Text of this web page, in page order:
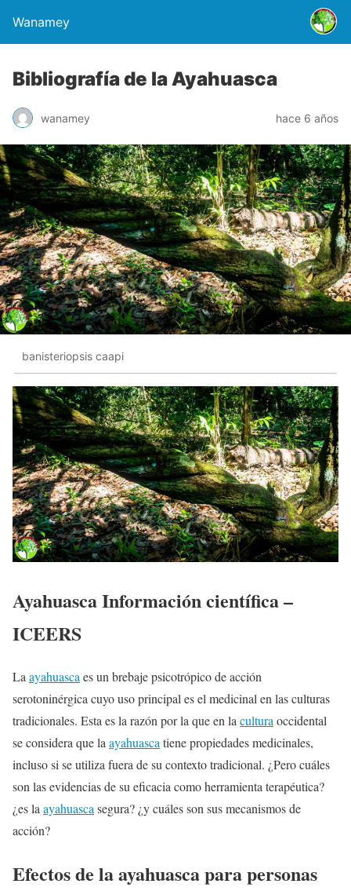
Wanamey
Bibliografía de la Ayahuasca
wanamey hace 6 años
banisteriopsis caapi
Ayahuasca Información científica –
ICEERS
La ayahuasca es un brebaje psicotrópico de acción
serotoninérgica cuyo uso principal es el medicinal en las culturas
tradicionales. Esta es la razón por la que en la cultura occidental
se considera que la ayahuasca tiene propiedades medicinales,
incluso si se utiliza fuera de su contexto tradicional. ¿Pero cuáles
son las evidencias de su eficacia como herramienta terapéutica?
¿es la ayahuasca segura? ¿y cuáles son sus mecanismos de
acción?
Efectos de la ayahuasca para personas